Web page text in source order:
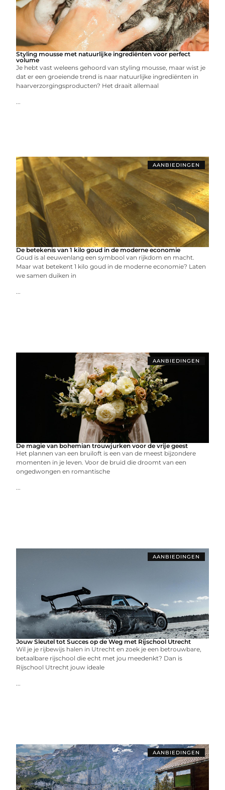
Styling mousse met natuurlijke ingrediënten voor perfect
volume
Je hebt vast weleens gehoord van styling mousse, maar wist je
dat er een groeiende trend is naar natuurlijke ingrediënten in
haarverzorgingsproducten? Het draait allemaal
...
AANBIEDINGEN
De betekenis van 1 kilo goud in de moderne economie
Goud is al eeuwenlang een symbool van rijkdom en macht.
Maar wat betekent 1 kilo goud in de moderne economie? Laten
we samen duiken in
...
AANBIEDINGEN
De magie van bohemian trouwjurken voor de vrije geest
Het plannen van een bruiloft is een van de meest bijzondere
momenten in je leven. Voor de bruid die droomt van een
ongedwongen en romantische
...
AANBIEDINGEN
Jouw Sleutel tot Succes op de Weg met Rijschool Utrecht
Wil je je rijbewijs halen in Utrecht en zoek je een betrouwbare,
betaalbare rijschool die echt met jou meedenkt? Dan is
Rijschool Utrecht jouw ideale
...
AANBIEDINGEN